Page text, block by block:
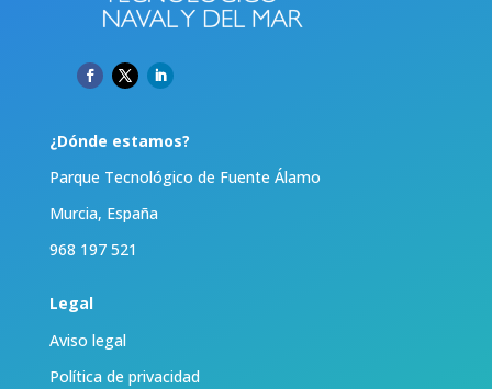
¿Dónde estamos?
Parque Tecnológico de Fuente Álamo
Murcia, España
968 197 521
Legal
Aviso legal
Política de privacidad